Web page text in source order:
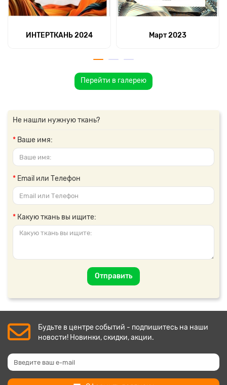
ИНТЕРТКАНЬ 2024 Март 2023
Перейти в галерею
Не нашли нужную ткань?
Ваше имя:
Email или Телефон
Какую ткань вы ищите:
Отправить
Будьте в центре событий - подпишитесь на наши
новости! Новинки, скидки, акции.